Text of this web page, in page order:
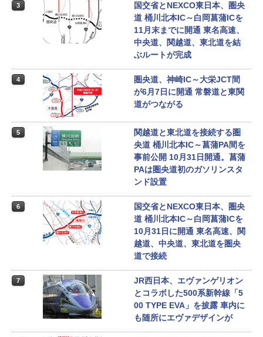
3
国交省とNEXCO東日本、圏央
道 桶川北本IC～白岡菖蒲ICを
11月末までに開通 東名高速、
中央道、関越道、東北道を結
ぶルートが完成
4
圏央道、神崎IC～大栄JCT間
が6月7日に開通 常磐道と東関
道がつながる
5
関越道と東北道を接続する圏
央道 桶川北本IC～菖蒲PA間を
事前公開 10月31日開通。菖蒲
PAは圏央道初のガソリンスタ
ンド設置
6
国交省とNEXCO東日本、圏央
道 桶川北本IC～白岡菖蒲ICを
10月31日に開通 東名高速、関
越道、中央道、東北道を圏央
道で接続
7
JR西日本、エヴァンゲリオン
とコラボした500系新幹線「5
00 TYPE EVA」を披露 車内に
も随所にエヴァデザインが